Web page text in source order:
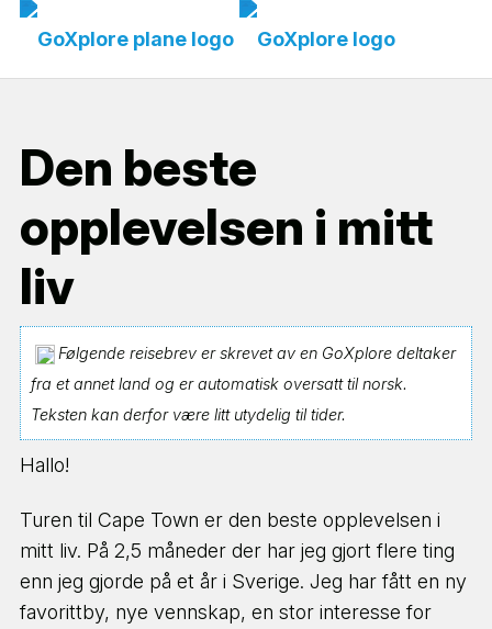
Den beste
opplevelsen i mitt
liv
Følgende reisebrev er skrevet av en GoXplore deltaker
fra et annet land og er automatisk oversatt til norsk.
Teksten kan derfor være litt utydelig til tider.
Hallo!
Turen til Cape Town er den beste opplevelsen i
mitt liv. På 2,5 måneder der har jeg gjort flere ting
enn jeg gjorde på et år i Sverige. Jeg har fått en ny
favorittby, nye vennskap, en stor interesse for